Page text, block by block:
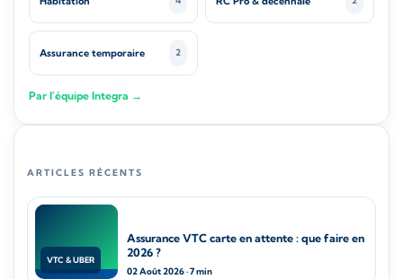
Assurance temporaire 2
Par l'équipe Integra →
ARTICLES RÉCENTS
VTC & UBER
Assurance VTC carte en attente : que faire en
2026 ?
02 Août 2026 · 7 min